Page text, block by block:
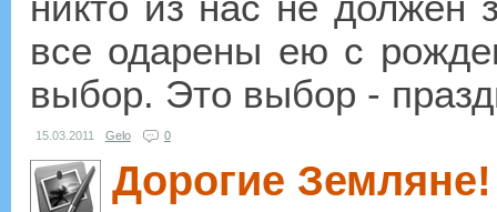
все одарены ею с
выбор. Это выбор -
15.03.2011 Gelo 0
Дорогие Земляне!